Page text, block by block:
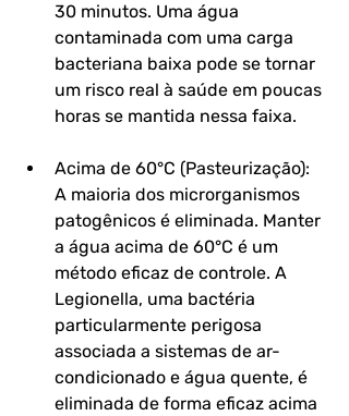
30 minutos. Uma água
contaminada com uma carga
bacteriana baixa pode se tornar
um risco real à saúde em poucas
horas se mantida nessa faixa.
Acima de 60°C (Pasteurização):
A maioria dos microrganismos
patogênicos é eliminada. Manter
a água acima de 60°C é um
método eficaz de controle. A
Legionella, uma bactéria
particularmente perigosa
associada a sistemas de ar-
condicionado e água quente, é
eliminada de forma eficaz acima